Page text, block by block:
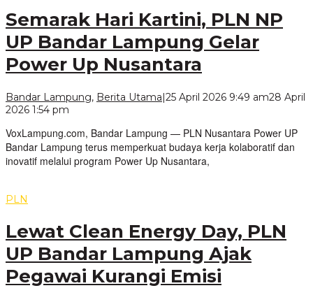
Semarak Hari Kartini, PLN NP
UP Bandar Lampung Gelar
Power Up Nusantara
Bandar Lampung, Berita Utama|25 April 2026 9:49 am28 April
2026 1:54 pm
VoxLampung.com, Bandar Lampung — PLN Nusantara Power UP
Bandar Lampung terus memperkuat budaya kerja kolaboratif dan
inovatif melalui program Power Up Nusantara,
PLN
Lewat Clean Energy Day, PLN
UP Bandar Lampung Ajak
Pegawai Kurangi Emisi